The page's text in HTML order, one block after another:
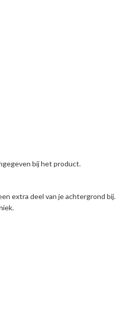
bij het product.
extra deel van je achtergrond bij.